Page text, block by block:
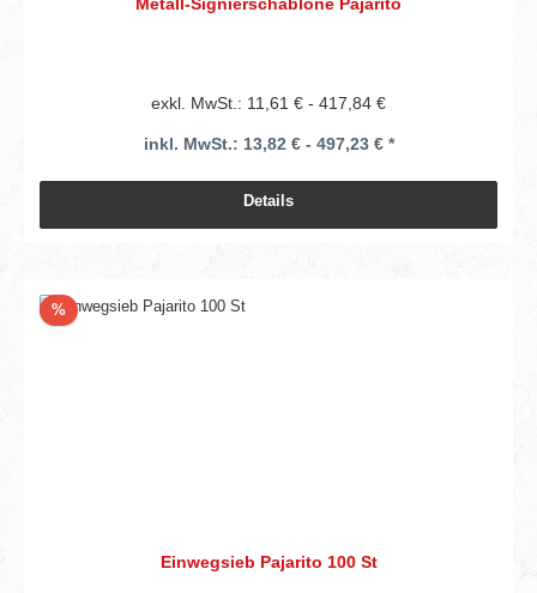
exkl. MwSt.: 11,61 € - 417,84 €
inkl. MwSt.: 13,82 € - 497,23 € *
Details
%Rabatt
Einwegsieb Pajarito 100 St